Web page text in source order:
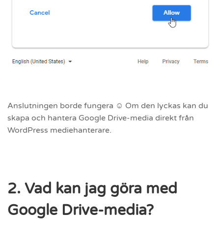
Anslutningen borde fungera ☺ Om den lyckas kan du
skapa och hantera Google Drive-media direkt från
WordPress mediehanterare.
2. Vad kan jag göra med
Google Drive-media?